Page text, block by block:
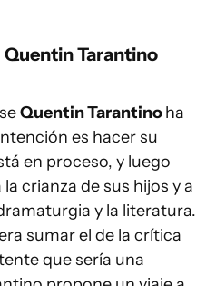
Tarantino
Quentin Tarantinoha
es hacer su
en proceso, y luego
crianza de sus hijos y a
y la literatura.
sumar el de la crítica
que sería una